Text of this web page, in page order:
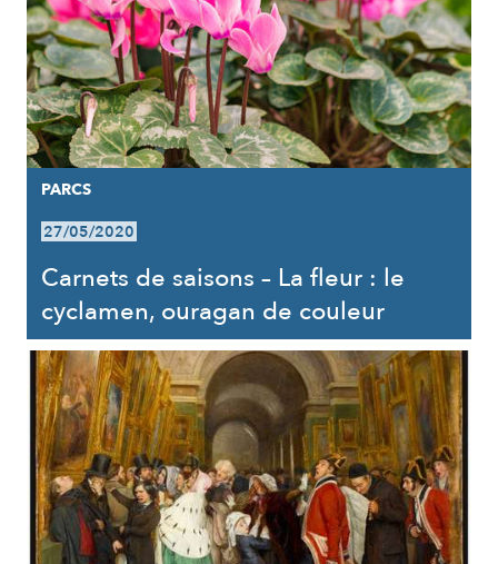
PARCS
27/05/2020
Carnets de saisons – La fleur : le
cyclamen, ouragan de couleur